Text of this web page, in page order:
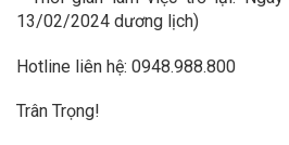
13/02/2024 dương lịch)
Hotline liên hệ: 0948.988.800
Trân Trọng!